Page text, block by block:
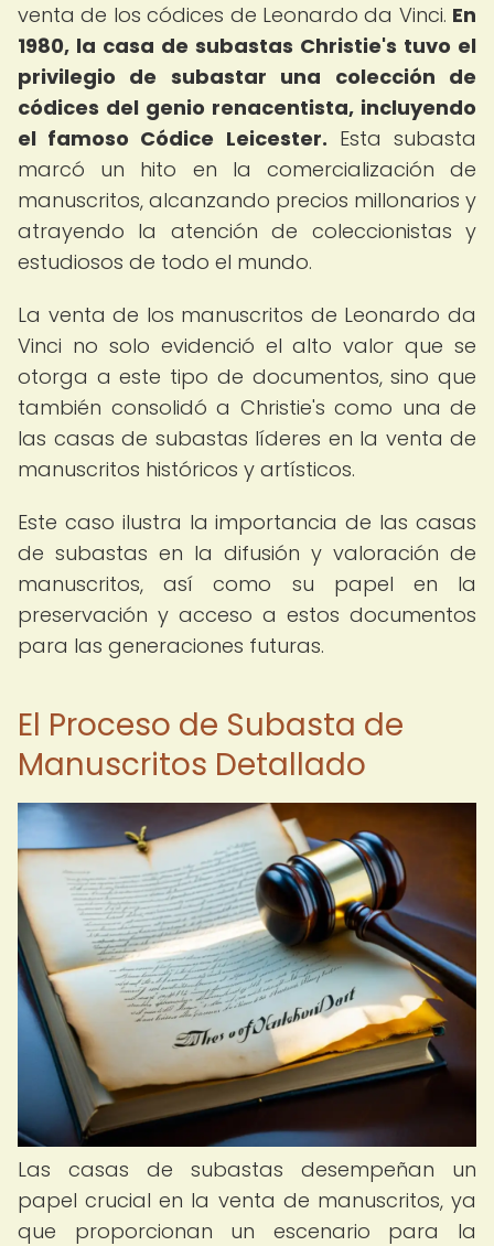
venta de los códices de Leonardo da Vinci. En
1980, la casa de subastas Christie's tuvo el
privilegio de subastar una colección de
códices del genio renacentista, incluyendo
el famoso Códice Leicester. Esta subasta
marcó un hito en la comercialización de
manuscritos, alcanzando precios millonarios y
atrayendo la atención de coleccionistas y
estudiosos de todo el mundo.
La venta de los manuscritos de Leonardo da
Vinci no solo evidenció el alto valor que se
otorga a este tipo de documentos, sino que
también consolidó a Christie's como una de
las casas de subastas líderes en la venta de
manuscritos históricos y artísticos.
Este caso ilustra la importancia de las casas
de subastas en la difusión y valoración de
manuscritos, así como su papel en la
preservación y acceso a estos documentos
para las generaciones futuras.
El Proceso de Subasta de
Manuscritos Detallado
Las casas de subastas desempeñan un
papel crucial en la venta de manuscritos, ya
que proporcionan un escenario para la